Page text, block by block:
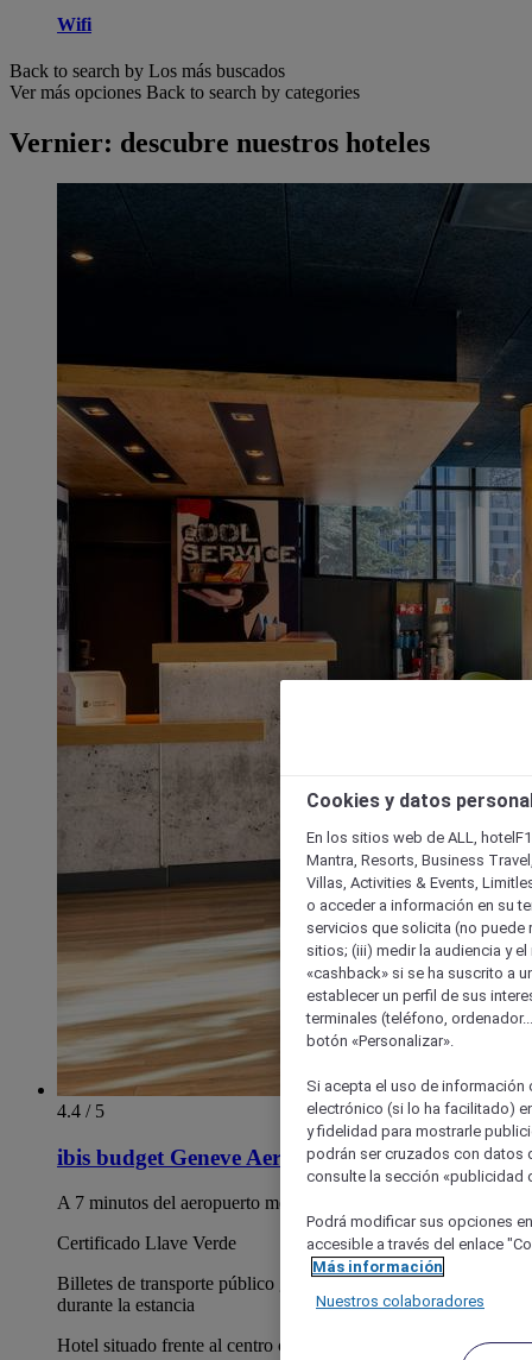
Wifi
Back to search by Los más buscados
Ver más opciones Back to search by categories
Vernier: descubre nuestros hoteles
4.4 / 5
ibis budget Geneve Aeroport
A 7 minutos del aeropuerto mediante la línea 10 de autobús
Certificado Llave Verde
Billetes de transporte público gratuitos para los huéspedes
durante la estancia
Hotel situado frente al centro comercial Balexert
Cookies y datos
En los sitios web de ALL,
Mantra, Resorts, Business
Villas, Activities & Events,
o acceder a información en su
servicios que solicita (no puede
sitios; (iii) medir la audiencia y
«cashback» si se ha suscrito a
establecer un perfil de sus
terminales (teléfono,
botón «Personalizar».
Si acepta el uso de
electrónico (si lo ha facilitado)
y fidelidad para mostrarle
podrán ser cruzados con datos
consulte la sección «publicidad
Podrá modificar sus opciones
accesible a través del enlace
Más información
Nuestros colaboradores